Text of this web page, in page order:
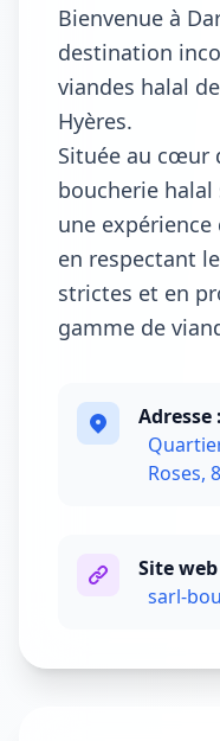
Bienvenue à
destination
viandes halal
Hyères.
Située au cœur
boucherie
une
en respectant
strictes et en
gamme de
Adresse :
Roses,
Site
sarl-